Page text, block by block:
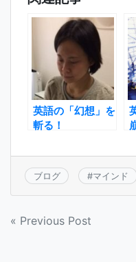
英語の「幻想」を
斬る！
ブログ #マインド
投
« Previous Post